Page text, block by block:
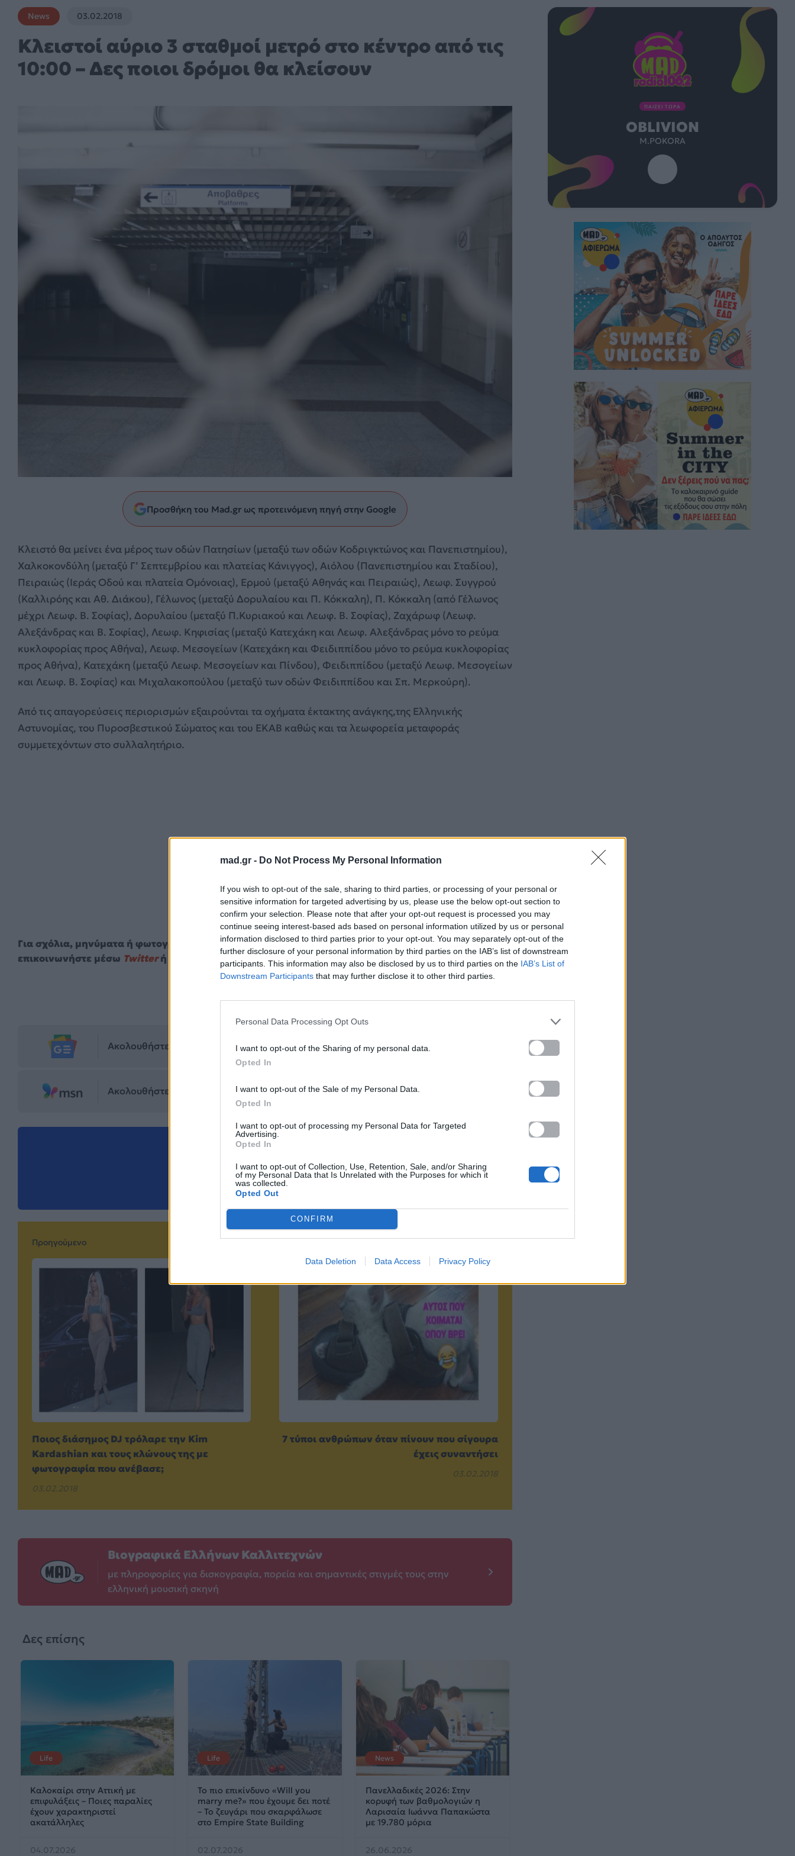
mad.gr - Do Not Process My Personal Information
If you wish to opt-out of the sale, sharing to third parties, or processing of your personal or
sensitive information for targeted advertising by us, please use the below opt-out section to
confirm your selection. Please note that after your opt-out request is processed you may
continue seeing interest-based ads based on personal information utilized by us or personal
information disclosed to third parties prior to your opt-out. You may separately opt-out of the
further disclosure of your personal information by third parties on the IAB’s list of downstream
participants. This information may also be disclosed by us to third parties on the IAB’s List of
Downstream Participants that may further disclose it to other third parties.
Personal Data Processing Opt Outs
I want to opt-out of the Sharing of my personal data.
Opted In
I want to opt-out of the Sale of my Personal Data.
Opted In
I want to opt-out of processing my Personal Data for Targeted
Advertising.
Opted In
I want to opt-out of Collection, Use, Retention, Sale, and/or Sharing
of my Personal Data that Is Unrelated with the Purposes for which it
was collected.
Opted Out
CONFIRM
Data Deletion Data Access Privacy Policy
News 03.02.2018
Κλειστοί αύριο 3 σταθμοί μετρό στο κέντρο από τις
10:00 – Δες ποιοι δρόμοι θα κλείσουν
Προσθήκη του Mad.gr ως προτεινόμενη πηγή στην Google
Κλειστό θα μείνει ένα μέρος των οδών Πατησίων (μεταξύ των οδών Κοδριγκτώνος και Πανεπιστημίου),
Χαλκοκονδύλη (μεταξύ Γ’ Σεπτεμβρίου και πλατείας Κάνιγγος), Αιόλου (Πανεπιστημίου και Σταδίου),
Πειραιώς (Ιεράς Οδού και πλατεία Ομόνοιας), Ερμού (μεταξύ Αθηνάς και Πειραιώς), Λεωφ. Συγγρού
(Καλλιρόης και Αθ. Διάκου), Γέλωνος (μεταξύ Δορυλαίου και Π. Κόκκαλη), Π. Κόκκαλη (από Γέλωνος
μέχρι Λεωφ. Β. Σοφίας), Δορυλαίου (μεταξύ Π.Κυριακού και Λεωφ. Β. Σοφίας), Ζαχάρωφ (Λεωφ.
Αλεξάνδρας και Β. Σοφίας), Λεωφ. Κηφισίας (μεταξύ Κατεχάκη και Λεωφ. Αλεξάνδρας μόνο το ρεύμα
κυκλοφορίας προς Αθήνα), Λεωφ. Μεσογείων (Κατεχάκη και Φειδιππίδου μόνο το ρεύμα κυκλοφορίας
προς Αθήνα), Κατεχάκη (μεταξύ Λεωφ. Μεσογείων και Πίνδου), Φειδιππίδου (μεταξύ Λεωφ. Μεσογείων
και Λεωφ. Β. Σοφίας) και Μιχαλακοπούλου (μεταξύ των οδών Φειδιππίδου και Σπ. Μερκούρη).
Από τις απαγορεύσεις περιορισμών εξαιρούνται τα οχήματα έκτακτης ανάγκης,της Ελληνικής
Αστυνομίας, του Πυροσβεστικού Σώματος και του ΕΚΑΒ καθώς και τα λεωφορεία μεταφοράς
συμμετεχόντων στο συλλαλητήριο.
Για σχόλια, μηνύματα ή φωτογραφικό υλικό σχετικά με τοMad.gr, επισκεφτείτε μας στοFacebook,
επικοινωνήστε μέσω Twitterή ακολουθήστε μας στο Instagram
Ακολουθήστε το Mad.gr στο Google News
Ακολουθήστε το Mad.gr στο MSN
Μοιράσου αυτό το άρθρο
Προηγούμενο
Ποιος διάσημος DJ τρόλαρε την Kim
Kardashian και τους κλώνους της με
φωτογραφία που ανέβασε;
03.02.2018
Επόμενο
7 τύποι ανθρώπων όταν πίνουν που σίγουρα
έχεις συναντήσει
03.02.2018
Βιογραφικά Ελλήνων Καλλιτεχνών
με πληροφορίες για δισκογραφία, πορεία και σημαντικές στιγμές τους στην
ελληνική μουσική σκηνή
Δες επίσης
Life
Καλοκαίρι στην Αττική με
επιφυλάξεις – Ποιες παραλίες
έχουν χαρακτηριστεί
ακατάλληλες
04.07.2026
Life
Το πιο επικίνδυνο «Will you
marry me?» που έχουμε δει ποτέ
– Το ζευγάρι που σκαρφάλωσε
στο Empire State Building
02.07.2026
News
Πανελλαδικές 2026: Στην
κορυφή των βαθμολογιών η
Λαρισαία Ιωάννα Παπακώστα
με 19.780 μόρια
26.06.2026
ΠΑΙΖΕΙ ΤΩΡΑ
OBLIVION
M.POKORA